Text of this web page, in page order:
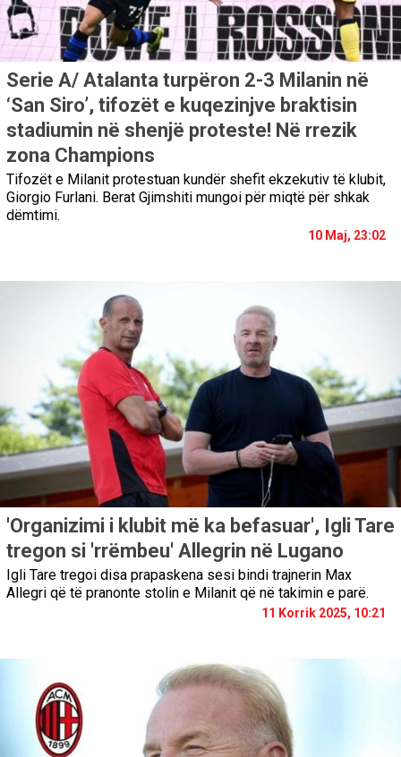
Serie A/ Atalanta turpëron 2-3 Milanin në
‘San Siro’, tifozët e kuqezinjve braktisin
stadiumin në shenjë proteste! Në rrezik
zona Champions
Tifozët e Milanit protestuan kundër shefit ekzekutiv të klubit,
Giorgio Furlani. Berat Gjimshiti mungoi për miqtë për shkak
dëmtimi.
10 Maj, 23:02
'Organizimi i klubit më ka befasuar', Igli Tare
tregon si 'rrëmbeu' Allegrin në Lugano
Igli Tare tregoi disa prapaskena sesi bindi trajnerin Max
Allegri që të pranonte stolin e Milanit që në takimin e parë.
11 Korrik 2025, 10:21